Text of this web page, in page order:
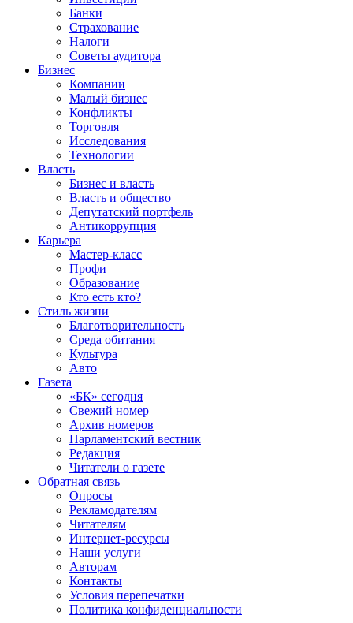
Банки
Страхование
Налоги
Советы аудитора
Бизнес
Компании
Малый бизнес
Конфликты
Торговля
Исследования
Технологии
Власть
Бизнес и власть
Власть и общество
Депутатский портфель
Антикоррупция
Карьера
Мастер-класс
Профи
Образование
Кто есть кто?
Стиль жизни
Благотворительность
Среда обитания
Культура
Авто
Газета
«БК» сегодня
Свежий номер
Архив номеров
Парламентский вестник
Редакция
Читатели о газете
Обратная связь
Опросы
Рекламодателям
Читателям
Интернет-ресурсы
Наши услуги
Авторам
Контакты
Условия перепечатки
Политика конфиденциальности